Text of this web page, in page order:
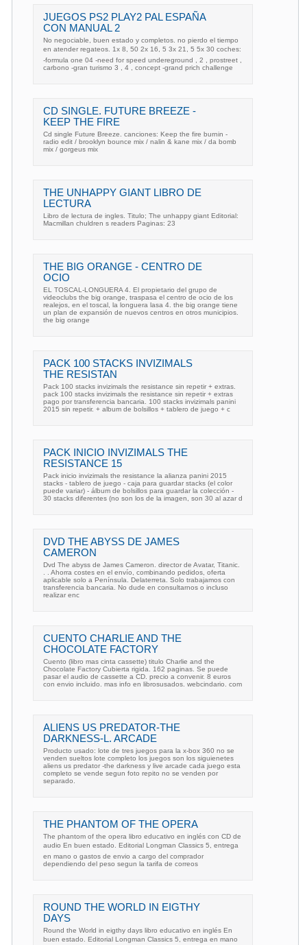
JUEGOS PS2 PLAY2 PAL ESPAÑA
CON MANUAL 2
No negociable, buen estado y completos. no pierdo el tiempo
en atender regateos. 1x 8, 50 2x 16, 5 3x 21, 5 5x 30 coches:
-formula one 04 -need for speed undereground , 2 , prostreet ,
carbono -gran turismo 3 , 4 , concept -grand prich challenge
CD SINGLE. FUTURE BREEZE -
KEEP THE FIRE
Cd single Future Breeze. canciones: Keep the fire burnin -
radio edit / brooklyn bounce mix / nalin & kane mix / da bomb
mix / gorgeus mix
THE UNHAPPY GIANT LIBRO DE
LECTURA
Libro de lectura de ingles. Titulo; The unhappy giant Editorial:
Macmillan chuldren s readers Paginas: 23
THE BIG ORANGE - CENTRO DE
OCIO
EL TOSCAL-LONGUERA 4. El propietario del grupo de
videoclubs the big orange, traspasa el centro de ocio de los
realejos, en el toscal, la longuera lasa 4. the big orange tiene
un plan de expansión de nuevos centros en otros municipios.
the big orange
PACK 100 STACKS INVIZIMALS
THE RESISTAN
Pack 100 stacks invizimals the resistance sin repetir + extras.
pack 100 stacks invizimals the resistance sin repetir + extras
pago por transferencia bancaria. 100 stacks invizimals panini
2015 sin repetir. + album de bolsillos + tablero de juego + c
PACK INICIO INVIZIMALS THE
RESISTANCE 15
Pack inicio invizimals the resistance la alianza panini 2015
stacks - tablero de juego - caja para guardar stacks (el color
puede variar) - álbum de bolsillos para guardar la colección -
30 stacks diferentes (no son los de la imagen, son 30 al azar d
DVD THE ABYSS DE JAMES
CAMERON
Dvd The abyss de James Cameron. director de Avatar, Titanic.
. . Ahorra costes en el envío, combinando pedidos, oferta
aplicable solo a Península. Delaterreta. Solo trabajamos con
transferencia bancaria. No dude en consultarnos o incluso
realizar enc
CUENTO CHARLIE AND THE
CHOCOLATE FACTORY
Cuento (libro mas cinta cassette) titulo Charlie and the
Chocolate Factory Cubierta rigida. 162 paginas. Se puede
pasar el audio de cassette a CD. precio a convenir. 8 euros
con envio incluido. mas info en librosusados. webcindario. com
ALIENS US PREDATOR-THE
DARKNESS-L. ARCADE
Producto usado: lote de tres juegos para la x-box 360 no se
venden sueltos lote completo los juegos son los siguienetes
aliens us predator -the darkness y live arcade cada juego esta
completo se vende segun foto repito no se venden por
separado.
THE PHANTOM OF THE OPERA
The phantom of the opera libro educativo en inglés con CD de
audio En buen estado. Editorial Longman Classics 5, entrega
en mano o gastos de envio a cargo del comprador
dependiendo del peso segun la tarifa de correos
ROUND THE WORLD IN EIGTHY
DAYS
Round the World in eigthy days libro educativo en inglés En
buen estado. Editorial Longman Classics 5, entrega en mano